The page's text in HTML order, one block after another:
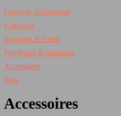
Cigarette électronique
E-liquides
Vapotage & Santé
Problèmes & Solutions
Accessoires
Blog
Accessoires